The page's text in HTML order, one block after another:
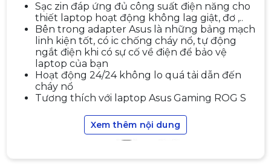
Sạc zin đáp ứng đủ công suất điện năng cho
thiết laptop hoạt động không lag giật, đơ ,..
Bên trong adapter Asus là những bảng mạch
linh kiện tốt, có ic chống cháy nổ, tự động
ngắt điện khi có sự cố về điện để bảo vệ
laptop của bạn
Hoạt động 24/24 không lo quá tải dẫn đến
cháy nổ
Tương thích với laptop Asus Gaming ROG S
Xem thêm nội dung
SẠC ACER 19V-3.42A-3.0*1.1mm -
Đầu nhỏ
250.000đ
Sạc Lenovo 170W 20 8.5A - Đầu
USB Pin